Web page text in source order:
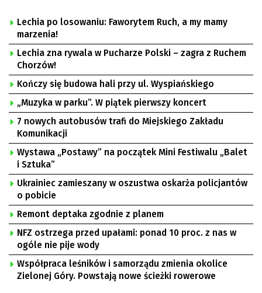
Lechia po losowaniu: Faworytem Ruch, a my mamy
marzenia!
Lechia zna rywala w Pucharze Polski – zagra z Ruchem
Chorzów!
Kończy się budowa hali przy ul. Wyspiańskiego
„Muzyka w parku”. W piątek pierwszy koncert
7 nowych autobusów trafi do Miejskiego Zakładu
Komunikacji
Wystawa „Postawy” na początek Mini Festiwalu „Balet
i Sztuka”
Ukrainiec zamieszany w oszustwa oskarża policjantów
o pobicie
Remont deptaka zgodnie z planem
NFZ ostrzega przed upałami: ponad 10 proc. z nas w
ogóle nie pije wody
Współpraca leśników i samorządu zmienia okolice
Zielonej Góry. Powstają nowe ścieżki rowerowe